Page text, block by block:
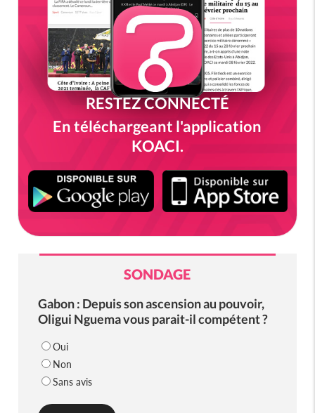
RESTEZ CONNECTÉ
En téléchargeant l'application
KOACI.
SONDAGE
Gabon : Depuis son ascension au pouvoir,
Oligui Nguema vous parait-il compétent ?
Oui
Non
Sans avis